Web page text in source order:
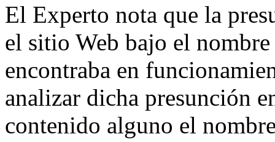
El Experto nota que la
el sitio Web bajo el
encontraba en
analizar dicha presunción
contenido alguno el